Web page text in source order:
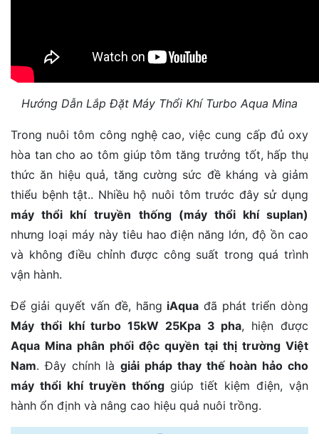
Hướng Dẫn Lắp Đặt Máy Thổi Khí Turbo Aqua Mina
Trong nuôi tôm công nghệ cao, việc cung cấp đủ oxy
hòa tan cho ao tôm giúp tôm tăng trưởng tốt, hấp thụ
thức ăn hiệu quả, tăng cường sức đề kháng và giảm
thiểu bệnh tật.. Nhiều hộ nuôi tôm trước đây sử dụng
máy thổi khí truyền thống (máy thổi khí suplan)
nhưng loại máy này tiêu hao điện năng lớn, độ ồn cao
và không điều chỉnh được công suất trong quá trình
vận hành.
Để giải quyết vấn đề, hãng iAqua đã phát triển dòng
Máy thổi khí turbo 15kW 25Kpa 3 pha, hiện được
Aqua Mina phân phối độc quyền tại thị trường Việt
Nam. Đây chính làgiải pháp thay thế hoàn hảo cho
máy thổi khí truyền thốnggiúp tiết kiệm điện, vận
hành ổn định và nâng cao hiệu quả nuôi trồng.